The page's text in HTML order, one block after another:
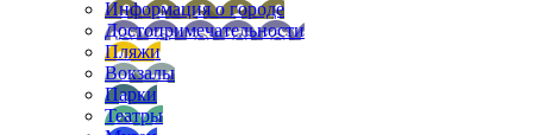
Информация о городе
Достопримечательности
Пляжи
Вокзалы
Парки
Театры